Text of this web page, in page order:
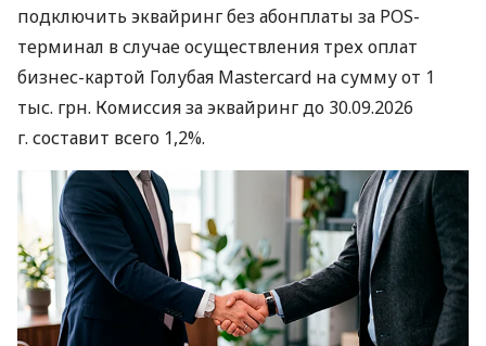
подключить эквайринг без абонплаты за POS-
терминал в случае осуществления трех оплат
бизнес-картой Голубая Mastercard на сумму от 1
тыс. грн. Комиссия за эквайринг до 30.09.2026
г. составит всего 1,2%.